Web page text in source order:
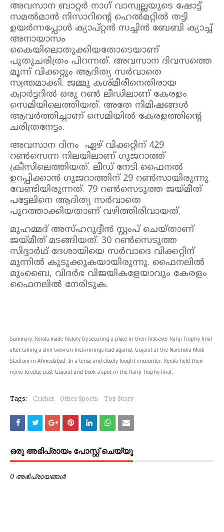
അവസാന ബാറ്റർ നാഗ് വാസ്വല്ലയുടെ ഷോട്ട്
സമൽമാൻ നിസാറിന്റെ ഹെൽമറ്റിൽ തട്ടി
ഉയർന്നപ്പോൾ ക്യാപ്റ്റൻ സച്ചിൻ ബേബി ക്യാച്ച്
അനായാസം
കൈയിലൊതുക്കിയതോടെയാണ്
പുതുചരിത്രം പിറന്നത്. അവസാന ദിവസത്തെ
മൂന്ന് വിക്കറ്റും ആദിത്യ സർവാതെ
സ്വന്തമാക്കി. ജമ്മു കശ്മീരീനെതിരായ
ക്വാർട്ടറിൽ ഒരു റൺ ലീഡിലാണ് കേരളം
സെമിയിലെത്തിയത്. അതേ നിമിഷങ്ങൾ
ആവർത്തിച്ചാണ് സെമിയിൽ കേരളത്തിന്റെ
ചരിത്രനേട്ടം.
അവസാന ദിനം ഏഴ് വിക്കറ്റിന് 429
റൺസെന്ന നിലയിലാണ് ഗുജറാത്ത്
ക്രീസിലെത്തിയത്. ലീഡ് നേടി ഫൈനൽ
ഉറപ്പിക്കാൻ ഗുജറാത്തിന് 29 റൺസായിരുന്നു
വേണ്ടിയിരുന്നത്. 79 റൺസെടുത്ത ജയ്മീത്
പട്ടേലിനെ ആദിത്യ സർവാതെ
പുറത്താക്കിയതാണ് വഴിത്തിരിവായത്.
മുഹമ്മദ് അസ്ഹറുദ്ദീൻ സ്റ്റംപ് ചെയ്താണ്
ജയ്മീത് മടങ്ങിയത്. 30 റൺസെടുത്ത
സിദ്ദാർഥ് ദേശായിയെ സർവാദെ വിക്കറ്റിന്
മുന്നിൽ കുടുക്കുകയായിരുന്നു. ഫൈനലിൽ
മുംബൈ, വിദർഭ വിജയികളേയാവും കേരളം
ഫൈനലിൽ നേരിടുക.
Summary: Kerala made history by securing a place in their first-ever Ranji Trophy final
after taking a slim two-run first-innings lead against Gujarat at the Narendra Modi
Stadium in Ahmedabad. In a tense and closely fought encounter, Kerala held their
nerve to edge past Gujarat and book a spot in the Ranji Trophy final.
Tags: Cricket Other Sports Top Story
ഒരു അഭിപ്രായം പോസ്റ്റ് ചെയ്യൂ
0 അഭിപ്രായങ്ങള്‍